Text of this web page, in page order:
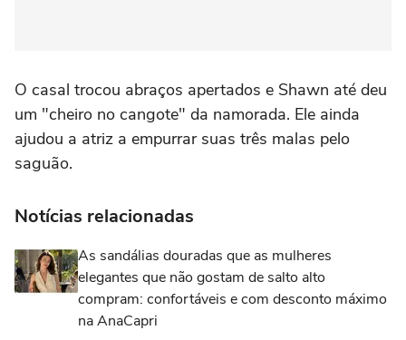
O casal trocou abraços apertados e Shawn até deu
um "cheiro no cangote" da namorada. Ele ainda
ajudou a atriz a empurrar suas três malas pelo
saguão.
Notícias relacionadas
As sandálias douradas que as mulheres
elegantes que não gostam de salto alto
compram: confortáveis e com desconto máximo
na AnaCapri